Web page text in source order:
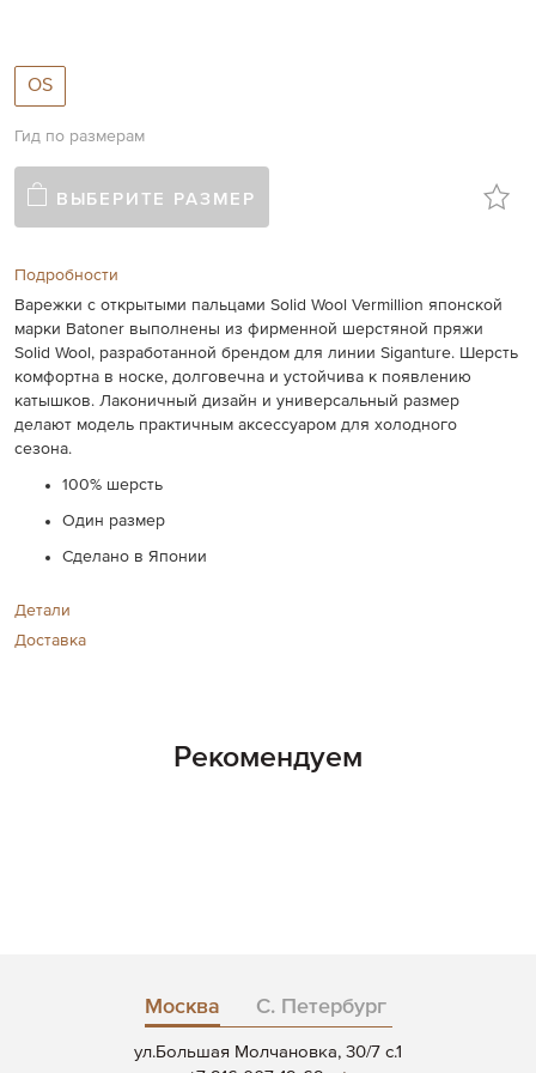
OS
Гид по размерам
ВЫБЕРИТЕ РАЗМЕР
Подробности
Варежки с открытыми пальцами Solid Wool Vermillion японской
марки Batoner выполнены из фирменной шерстяной пряжи
Solid Wool, разработанной брендом для линии Siganture. Шерсть
комфортна в носке, долговечна и устойчива к появлению
катышков. Лаконичный дизайн и универсальный размер
делают модель практичным аксессуаром для холодного
сезона.
100% шерсть
Один размер
Сделано в Японии
Детали
Доставка
Рекомендуем
Москва С. Петербург
ул.Большая Молчановка, 30/7 c.1